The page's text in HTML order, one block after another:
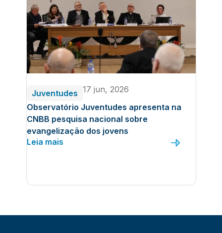
Juventudes 17 jun, 2026
Observatório Juventudes apresenta na
CNBB pesquisa nacional sobre
evangelização dos jovens
Leia mais